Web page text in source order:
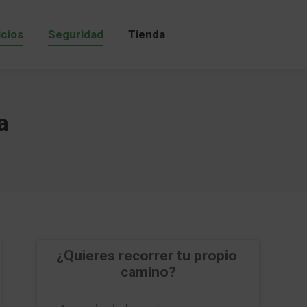
Seguridad Tienda
¿Quieres recorrer tu propio
camino?
Seguridad Tienda